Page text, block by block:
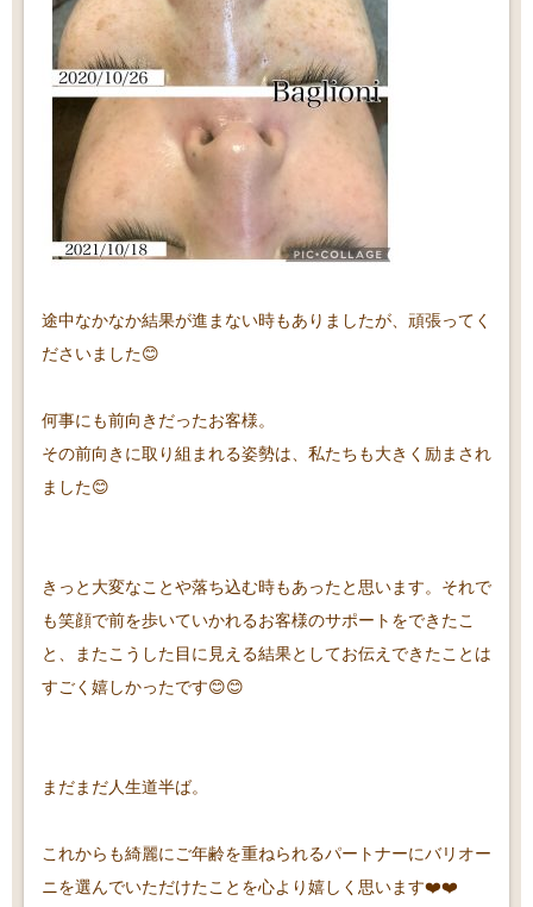
途中なかなか結果が進まない時もありましたが、頑張ってく
ださいました😊
何事にも前向きだったお客様。
その前向きに取り組まれる姿勢は、私たちも大きく励まされ
ました😊
きっと大変なことや落ち込む時もあったと思います。それで
も笑顔で前を歩いていかれるお客様のサポートをできたこ
と、またこうした目に見える結果としてお伝えできたことは
すごく嬉しかったです😊😊
まだまだ人生道半ば。
これからも綺麗にご年齢を重ねられるパートナーにバリオー
ニを選んでいただけたことを心より嬉しく思います❤️❤️